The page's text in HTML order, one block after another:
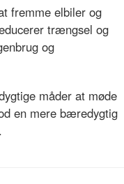
fremme elbiler og
trængsel og
og
måder at møde
en mere bæredygtig